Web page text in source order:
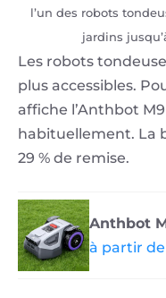
l’un des robots
jardins
Les robots
plus accessibles.
affiche l’Anthbot
habituellement. La
29 % de remise.
Anthbot
à partir